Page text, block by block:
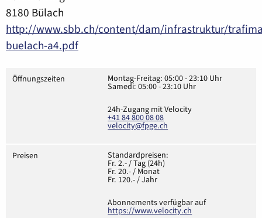
8180 Bülach
http://www.sbb.ch/content/dam/infrastruktur/
buelach-a4.pdf
Öffnungszeiten Montag-Freitag: 05:00 - 23:10 Uhr
Samedi: 05:00 - 23:10 Uhr
24h-Zugang mit Velocity
+41 84 800 08 08
velocity@fpge.ch
Preisen Standardpreisen:
Fr. 2.- / Tag (24h)
Fr. 20.- / Monat
Fr. 120.- / Jahr
Abonnements verfügbar auf
https://www.velocity.ch